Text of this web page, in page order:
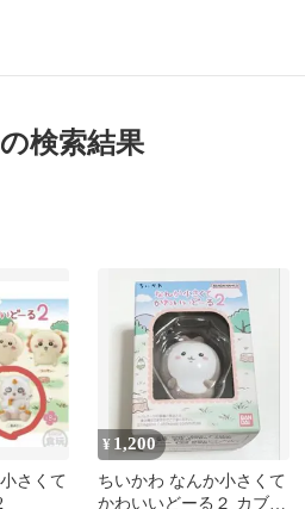
検索結果
さくて
¥ 1,200
ちいかわ なんか小さくて
かわいいどーる２ カブト